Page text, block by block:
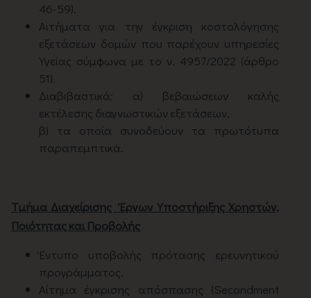
46-59).
Αιτήματα για την έγκριση κοστολόγησης
εξετάσεων δομών που παρέχουν υπηρεσίες
Υγείας σύμφωνα με το ν. 4957/2022 (άρθρο
51).
Διαβιβαστικά: α) βεβαιώσεων καλής
εκτέλεσης διαγνωστικών εξετάσεων,
β) τα οποία συνοδεύουν τα πρωτότυπα
παραπεμπτικά.
Τμήμα Διαχείρισης Έργων Υποστήριξης Χρηστών,
Ποιότητας και Προβολής
Έντυπο υποβολής πρότασης ερευνητικού
προγράμματος.
Αίτημα έγκρισης απόσπασης (Secondment